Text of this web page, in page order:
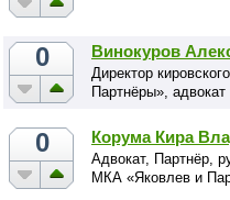
0 Винокуров
Директор
Партнёры», адвокат
0 Корума Кира
Адвокат, Партнёр,
МКА «Яковлев и